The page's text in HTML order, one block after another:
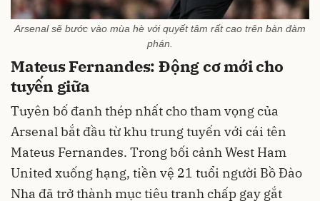
Arsenal sẽ bước vào mùa hè với quyết tâm rất cao trên bàn đàm
phán.
Mateus Fernandes: Động cơ mới cho
tuyến giữa
Tuyên bố đanh thép nhất cho tham vọng của
Arsenal bắt đầu từ khu trung tuyến với cái tên
Mateus Fernandes. Trong bối cảnh West Ham
United xuống hạng, tiền vệ 21 tuổi người Bồ Đào
Nha đã trở thành mục tiêu tranh chấp gay gắt